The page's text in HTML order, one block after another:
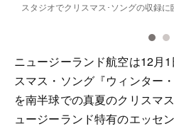
スタジオでクリスマス･ソングの収録
ニュージーランド航空は12月
スマス・ソング『ウィンター
を南半球での真夏のクリスマ
ュージーランド特有のエッセ